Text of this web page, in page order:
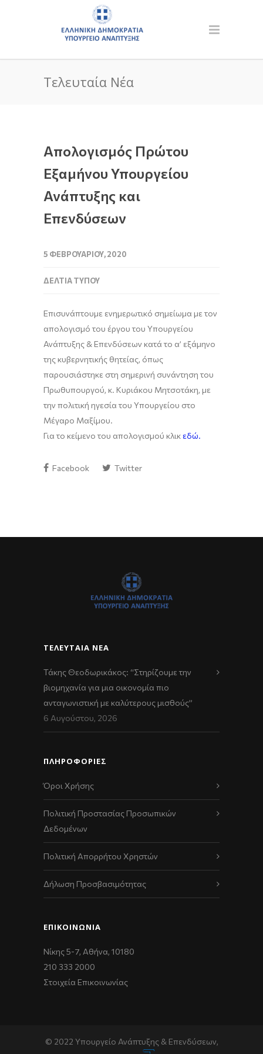
Τελευταία Νέα
Απολογισμός Πρώτου
Εξαμήνου Υπουργείου
Ανάπτυξης και
Επενδύσεων
5 ΦΕΒΡΟΥΑΡΊΟΥ, 2020
ΔΕΛΤΊΑ ΤΎΠΟΥ
Επισυνάπτουμε ενημερωτικό σημείωμα με τον
απολογισμό του έργου του Υπουργείου
Ανάπτυξης & Επενδύσεων κατά το α’ εξάμηνο
της κυβερνητικής θητείας, όπως
παρουσιάστηκε στη σημερινή συνάντηση του
Πρωθυπουργού, κ. Κυριάκου Μητσοτάκη, με
την πολιτική ηγεσία του Υπουργείου στο
Μέγαρο Μαξίμου.
Για το κείμενο του απολογισμού κλικεδώ.
Facebook Twitter
ΤΕΛΕΥΤΑΊΑ ΝΈΑ
Τάκης Θεοδωρικάκος: “Στηρίζουμε την
βιομηχανία για μια οικονομία πιο
ανταγωνιστική με καλύτερους μισθούς”
6 Αυγούστου, 2026
ΠΛΗΡΟΦΟΡΙΕΣ
Όροι Χρήσης
Πολιτική Προστασίας Προσωπικών
Δεδομένων
Πολιτική Απορρήτου Χρηστών
Δήλωση Προσβασιμότητας
ΕΠΙΚΟΙΝΩΝΊΑ
Νίκης 5-7, Αθήνα, 10180
210 333 2000
Στοιχεία Επικοινωνίας
© 2022 Υπουργείο Ανάπτυξης & Επενδύσεων,